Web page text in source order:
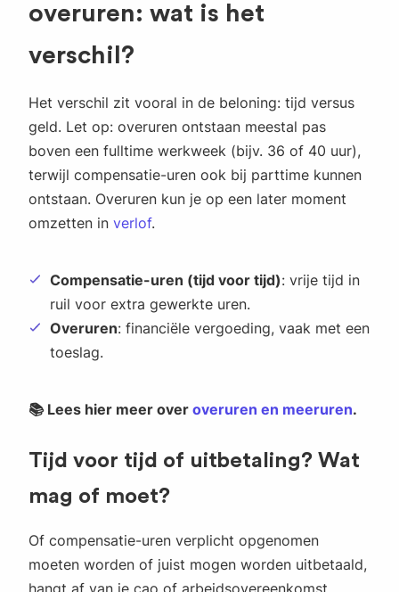
overuren: wat is het
verschil?
Het verschil zit vooral in de beloning: tijd versus
geld. Let op: overuren ontstaan meestal pas
boven een fulltime werkweek (bijv. 36 of 40 uur),
terwijl compensatie-uren ook bij parttime kunnen
ontstaan. Overuren kun je op een later moment
omzetten in verlof.
Compensatie-uren (tijd voor tijd): vrije tijd in
ruil voor extra gewerkte uren.
Overuren: financiële vergoeding, vaak met een
toeslag.
📚 Lees hier meer over overuren en meeruren.
Tijd voor tijd of uitbetaling? Wat
mag of moet?
Of compensatie-uren verplicht opgenomen
moeten worden of juist mogen worden uitbetaald,